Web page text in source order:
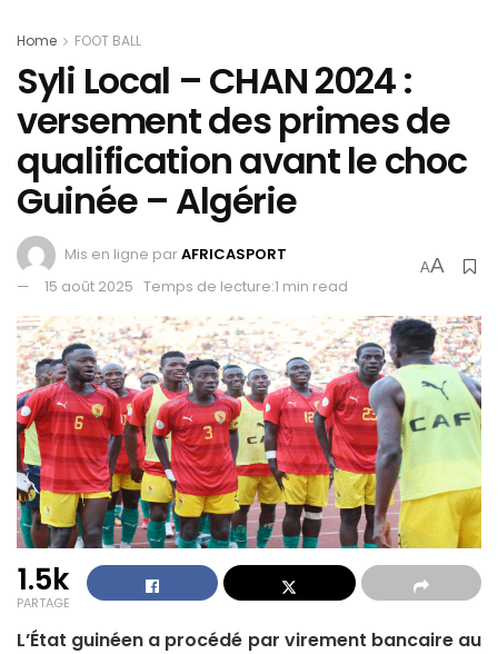
Home FOOT BALL
Syli Local – CHAN 2024 :
versement des primes de
qualification avant le choc
Guinée – Algérie
Mis en ligne parAFRICASPORT
15 août 2025 Temps de lecture:1 min read
AA
1.5k
PARTAGE
L’État guinéen a procédé par virement bancaire au